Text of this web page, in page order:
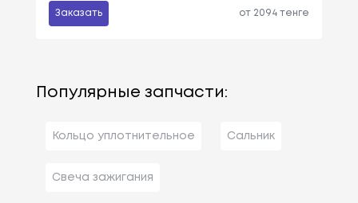
Заказать от 2094 тенге
Популярные запчасти:
Кольцо уплотнительное Сальник
Свеча зажигания